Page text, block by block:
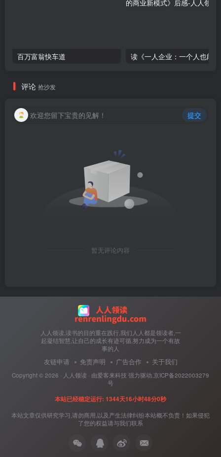
百万富翁快车道
评论 抢沙发
欢迎您留下宝贵的见解！ 提交
暂无评论内容
人人领读,读书的目的重在践行,我们人人都是领读者,一
起凝结智慧,让自己的成长有迹可循,努力成为一个有故
事的人
友链申请 免责声明 广告合作 关于我们
Copyright © 2026 · 人人领读 · 由爱客来科技 强力驱动. 京ICP备2022003279
号
本站已经稳定运行: 1344天16小时48分0秒
本站文章仅供研究学习,请勿商用,以及产生法律纠纷本站概不负责！如果侵犯
了您的权益请与我们联系